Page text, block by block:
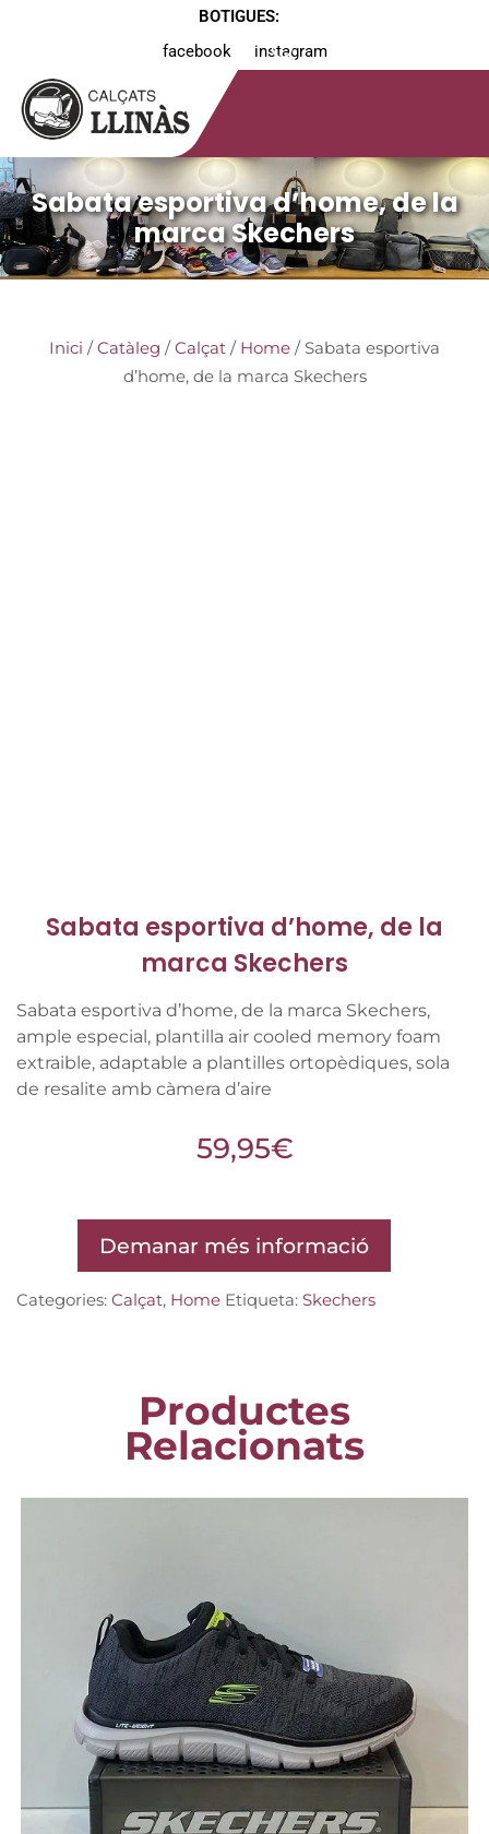
BOTIGUES:
facebook
instagram
Sabata esportiva d’home, de la
marca Skechers
Inici /Catàleg /Calçat / Home / Sabata esportiva
d’home, de la marca Skechers
Sabata esportiva d’home, de la
marca Skechers
Sabata esportiva d’home, de la marca Skechers,
ample especial, plantilla air cooled memory foam
extraible, adaptable a plantilles ortopèdiques, sola
de resalite amb càmera d’aire
59,95€
Demanar més informació
Categories: Calçat, Home Etiqueta: Skechers
Productes
Relacionats